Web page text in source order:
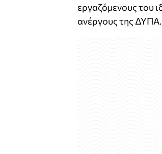
εργαζόμενους του
ανέργους της ΔΥΠΑ.